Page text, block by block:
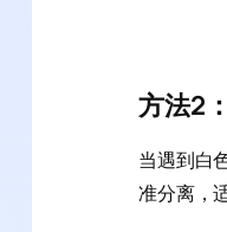
方法2
当遇到白
准分离，